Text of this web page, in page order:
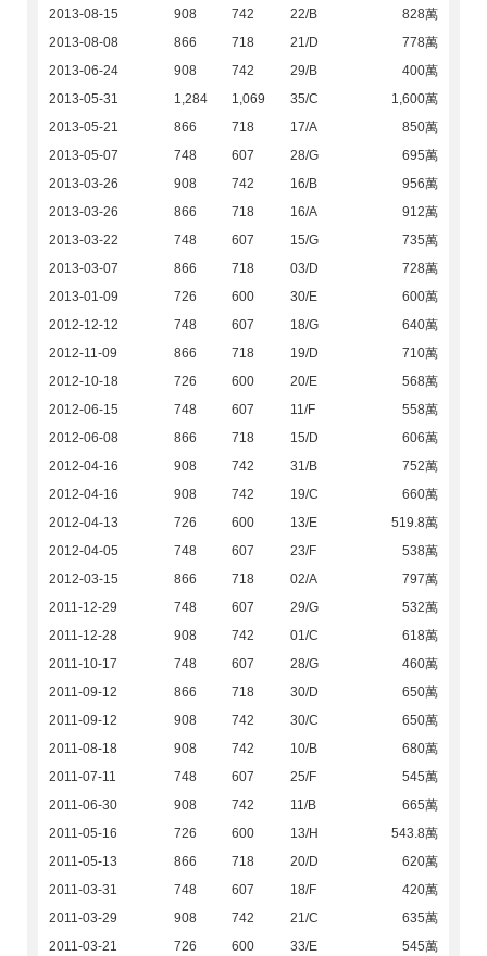
2013-08-15
908 742 22/B
828萬
2013-08-08
866 718 21/D
778萬
2013-06-24
908 742 29/B
400萬
2013-05-31
1,284 1,069 35/C
1,600萬
2013-05-21
866 718 17/A
850萬
2013-05-07
748 607 28/G
695萬
2013-03-26
908 742 16/B
956萬
2013-03-26
866 718 16/A
912萬
2013-03-22
748 607 15/G
735萬
2013-03-07
866 718 03/D
728萬
2013-01-09
726 600 30/E
600萬
2012-12-12
748 607 18/G
640萬
2012-11-09
866 718 19/D
710萬
2012-10-18
726 600 20/E
568萬
2012-06-15
748 607 11/F
558萬
2012-06-08
866 718 15/D
606萬
2012-04-16
908 742 31/B
752萬
2012-04-16
908 742 19/C
660萬
2012-04-13
726 600 13/E
519.8萬
2012-04-05
748 607 23/F
538萬
2012-03-15
866 718 02/A
797萬
2011-12-29
748 607 29/G
532萬
2011-12-28
908 742 01/C
618萬
2011-10-17
748 607 28/G
460萬
2011-09-12
866 718 30/D
650萬
2011-09-12
908 742 30/C
650萬
2011-08-18
908 742 10/B
680萬
2011-07-11
748 607 25/F
545萬
2011-06-30
908 742 11/B
665萬
2011-05-16
726 600 13/H
543.8萬
2011-05-13
866 718 20/D
620萬
2011-03-31
748 607 18/F
420萬
2011-03-29
908 742 21/C
635萬
2011-03-21
726 600 33/E
545萬